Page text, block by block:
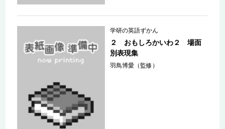
学研の英語ずかん
２ おもしろかいわ２ 場面
別表現集
羽鳥博愛（監修）